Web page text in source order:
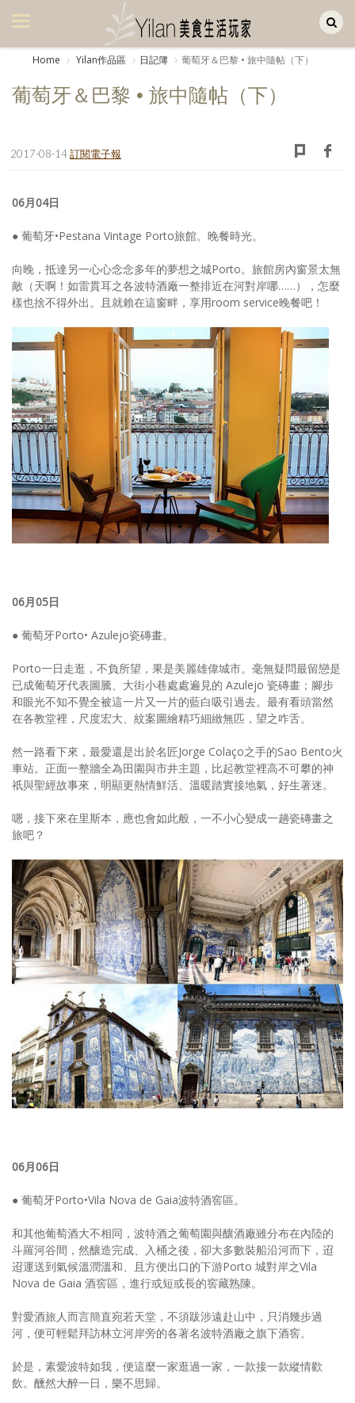
美食集
生活風
書房集
日記簿
餐桌週記
享樂隨手拍
照相簿
影音區
創意出版服務
歷史區
關於Yilan
媒體報導一覽
合作與代言
訂閱電子報
Home Yilan作品區 日記簿 葡萄牙＆巴黎 • 旅中隨帖（下）
葡萄牙＆巴黎 • 旅中隨帖（下）
2017-08-14訂閱電子報
06月04日
● 葡萄牙•Pestana Vintage Porto旅館。晚餐時光。
向晚，抵達另一心心念念多年的夢想之城Porto。旅館房內窗景太無
敵（天啊！如雷貫耳之各波特酒廠一整排近在河對岸哪……），怎麼
樣也捨不得外出。且就賴在這窗畔，享用room service晚餐吧！
06月05日
● 葡萄牙Porto• Azulejo瓷磚畫。
Porto一日走逛，不負所望，果是美麗雄偉城市。毫無疑問最留戀是
已成葡萄牙代表圖騰、大街小巷處處遍見的 Azulejo 瓷磚畫；腳步
和眼光不知不覺全被這一片又一片的藍白吸引過去。最有看頭當然
在各教堂裡，尺度宏大、紋案圖繪精巧細緻無匹，望之咋舌。
然一路看下來，最愛還是出於名匠Jorge Colaço之手的Sao Bento火
車站。正面一整牆全為田園與市井主題，比起教堂裡高不可攀的神
祇與聖經故事來，明顯更熱情鮮活、溫暖踏實接地氣，好生著迷。
嗯，接下來在里斯本，應也會如此般，一不小心變成一趟瓷磚畫之
旅吧？
06月06日
● 葡萄牙Porto•Vila Nova de Gaia波特酒窖區。
和其他葡萄酒大不相同，波特酒之葡萄園與釀酒廠雖分布在內陸的
斗羅河谷間，然釀造完成、入桶之後，卻大多數裝船沿河而下，迢
迢運送到氣候溫潤溫和、且方便出口的下游Porto 城對岸之Vila
Nova de Gaia 酒窖區，進行或短或長的窖藏熟陳。
對愛酒旅人而言簡直宛若天堂，不須跋涉遠赴山中，只消幾步過
河，便可輕鬆拜訪林立河岸旁的各著名波特酒廠之旗下酒窖。
於是，素愛波特如我，便這麼一家逛過一家，一款接一款縱情歡
飲。醺然大醉一日，樂不思歸。